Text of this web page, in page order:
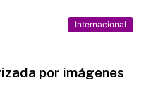
Internacional
por imágenes